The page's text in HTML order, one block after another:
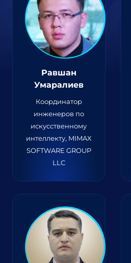
Равшан
Умаралиев
Координатор
инженеров по
искусственному
интеллекту, MIMAX
SOFTWARE GROUP
LLC